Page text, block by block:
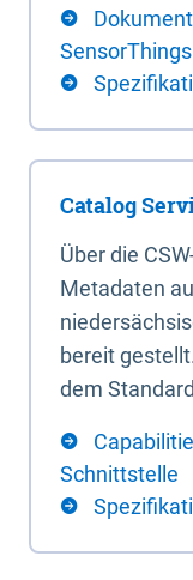
Catalog
Über die
Metadaten
bereit
dem
Schnittstelle